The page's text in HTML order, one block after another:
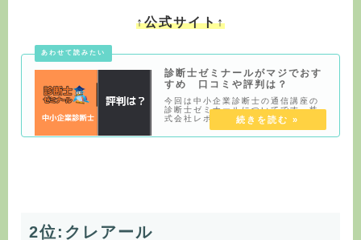
↑公式サイト↑
診断士ゼミナールがマジでおす
すめ 口コミや評判は？
今回は中小企業診断士の通信講座の
診断士ゼミナールについてです。株
式会社レボが運営しているので、レ
ボとも呼ばれています。他社と比較
してかなりサポートが厚く素晴らし
2位:クレアール